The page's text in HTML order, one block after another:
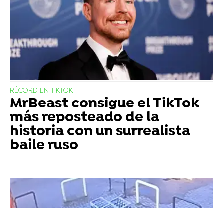
RÉCORD EN TIKTOK
MrBeast consigue el TikTok
más reposteado de la
historia con un surrealista
baile ruso